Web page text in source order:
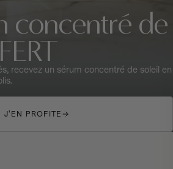
concentré de
recevez un sérum concentré de soleil en
J'EN PROFITE